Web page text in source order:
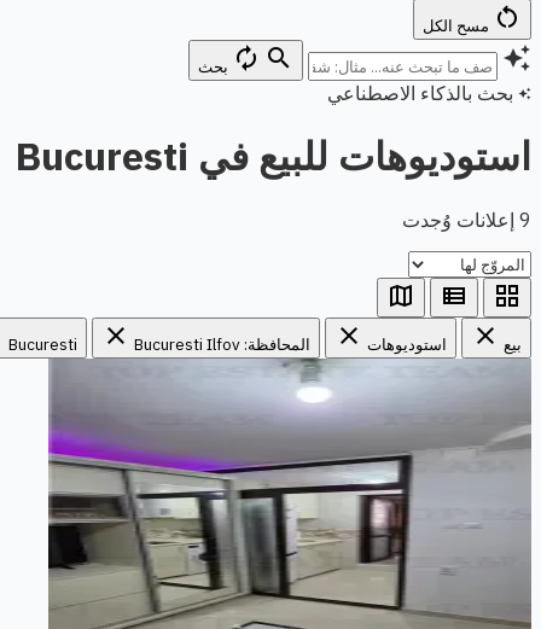
restart_alt
auto_awesome
search
autorenew بحث
auto_awesome بحث بالذكاء الاصطناعي
استوديوهات للبيع في Bucuresti
9 إعلانات وُجدت
grid_view
view_list
map
بيع close استوديوهات close المحافظة: Bucuresti Ilfov close
Bucuresti